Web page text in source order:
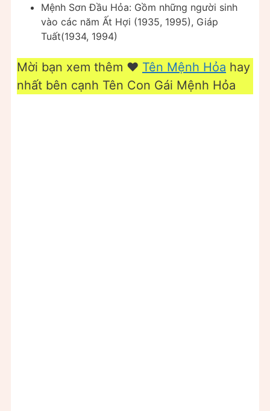
Mệnh Sơn Đầu Hỏa: Gồm những người sinh
vào các năm Ất Hợi (1935, 1995), Giáp
Tuất(1934, 1994)
Mời bạn xem thêm ❤️️ Tên Mệnh Hỏa hay
nhất bên cạnh Tên Con Gái Mệnh Hỏa